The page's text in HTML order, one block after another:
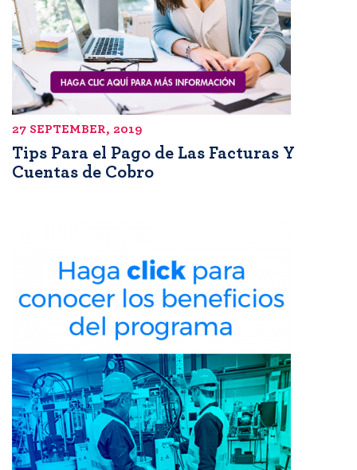
27 SEPTEMBER, 2019
Tips Para el Pago de Las Facturas Y
Cuentas de Cobro